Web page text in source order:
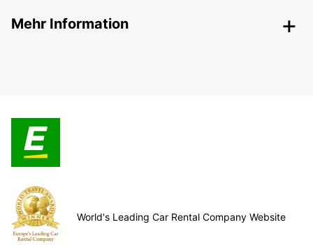
Mehr Information
World's Leading Car Rental Company Website